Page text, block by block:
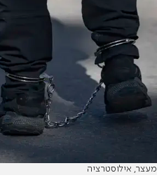
מעצר, אילוסטרציה